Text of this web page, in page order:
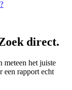
direct.
meteen het juiste
een rapport echt